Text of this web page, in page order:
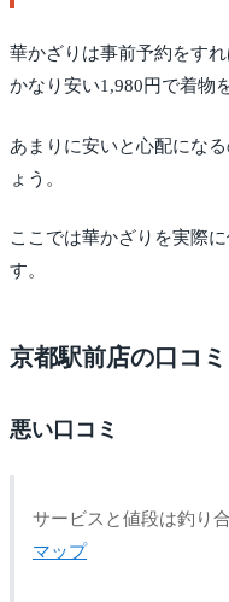
華かざりは事前予約をす
かなり安い1,980円で着物
あまりに安いと心配にな
ょう。
ここでは華かざりを実際
す。
京都駅前店の口コミ
悪い口コミ
サービスと値段は釣り
マップ